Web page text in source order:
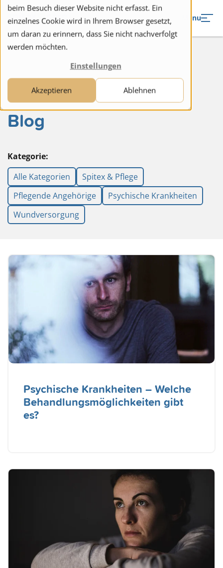
beim Besuch dieser Website nicht erfasst. Ein
einzelnes Cookie wird in Ihrem Browser gesetzt,
um daran zu erinnern, dass Sie nicht nachverfolgt
werden möchten.
Einstellungen
Akzeptieren Ablehnen
to navigation
to the content
Menu
Blog
Kategorie:
Alle Kategorien
Spitex & Pflege
Pflegende Angehörige
Psychische Krankheiten
Wundversorgung
Psychische Krankheiten – Welche
Behandlungsmöglichkeiten gibt
es?